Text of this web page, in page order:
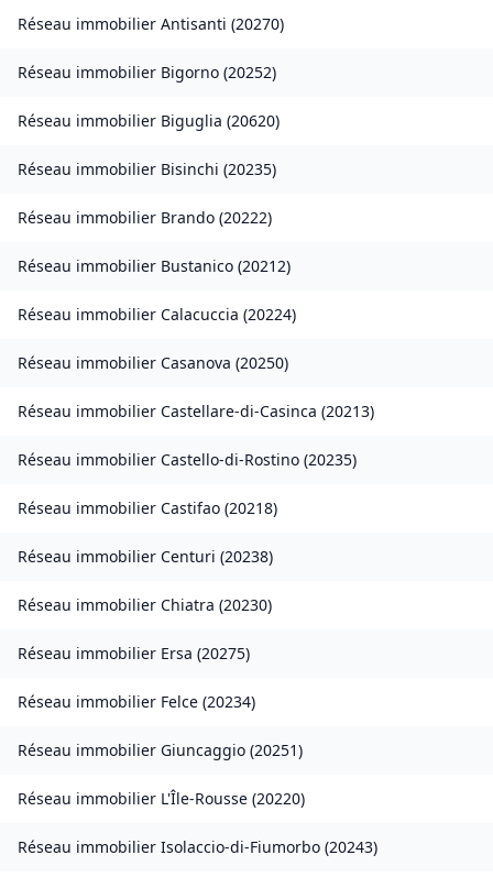
Réseau immobilier Antisanti (20270)
Réseau immobilier Bigorno (20252)
Réseau immobilier Biguglia (20620)
Réseau immobilier Bisinchi (20235)
Réseau immobilier Brando (20222)
Réseau immobilier Bustanico (20212)
Réseau immobilier Calacuccia (20224)
Réseau immobilier Casanova (20250)
Réseau immobilier Castellare-di-Casinca (20213)
Réseau immobilier Castello-di-Rostino (20235)
Réseau immobilier Castifao (20218)
Réseau immobilier Centuri (20238)
Réseau immobilier Chiatra (20230)
Réseau immobilier Ersa (20275)
Réseau immobilier Felce (20234)
Réseau immobilier Giuncaggio (20251)
Réseau immobilier L'Île-Rousse (20220)
Réseau immobilier Isolaccio-di-Fiumorbo (20243)